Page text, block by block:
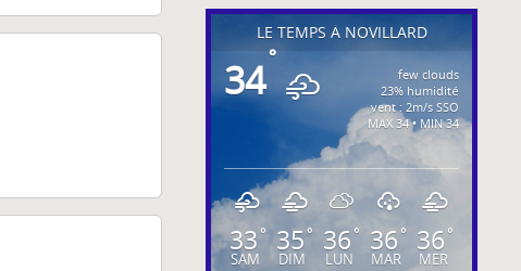
LE TEMPS À NOVILLARD
34°
few clouds
23% humidité
vent : 2m/s SSO
MAX 34 • MIN 34
33 °
SAM
35 °
DIM
36 °
LUN
36 °
MAR
36 °
MER